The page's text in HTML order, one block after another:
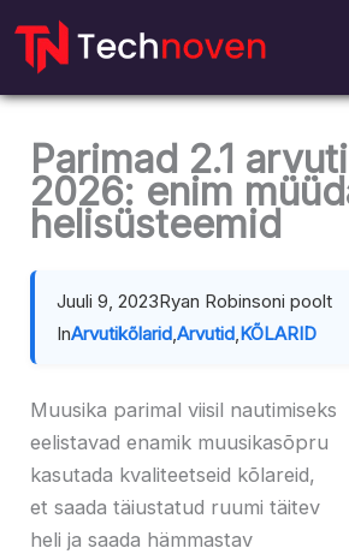
juurde
Parimad 2.1
2026: enim
helisüsteemid
Juuli 9, 2023Ryan Robinsoni poolt
InArvutikõlarid,Arvutid,KÕLARID
Muusika parimal viisil nautimiseks
eelistavad enamik muusikasõpru
kasutada kvaliteetseid kõlareid,
et saada täiustatud ruumi täitev
heli ja saada hämmastav